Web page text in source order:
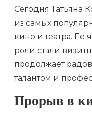
Сегодня Татьяна
из самых
кино и театра.
роли стали
продолжает
талантом и
Прорыв в